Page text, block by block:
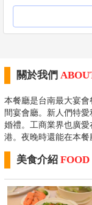
關於我們
本餐廳是台南最大宴
間宴會廳。新人們特
婚禮。工商業界也廣
港。夜晚時還能在本餐
美食介紹 FOOD